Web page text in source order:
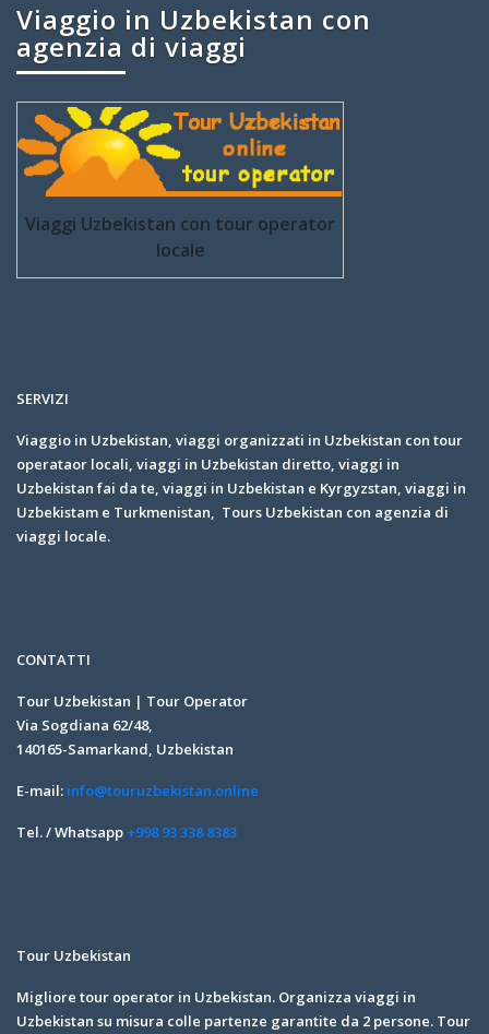
Viaggio in Uzbekistan con
agenzia di viaggi
Viaggi Uzbekistan con tour operator
locale
SERVIZI
Viaggio in Uzbekistan, viaggi organizzati in Uzbekistan con tour
operataor locali, viaggi in Uzbekistan diretto, viaggi in
Uzbekistan fai da te, viaggi in Uzbekistan e Kyrgyzstan, viaggi in
Uzbekistam e Turkmenistan, Tours Uzbekistan con agenzia di
viaggi locale.
CONTATTI
Tour Uzbekistan | Tour Operator
Via Sogdiana 62/48,
140165-Samarkand, Uzbekistan
E-mail: info@touruzbekistan.online
Tel. / Whatsapp +998 93 338 8383
Tour Uzbekistan
Migliore tour operator in Uzbekistan. Organizza viaggi in
Uzbekistan su misura colle partenze garantite da 2 persone. Tour